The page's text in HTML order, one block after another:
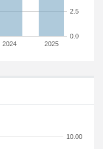
2024 2025
0.0
2.5
10.00